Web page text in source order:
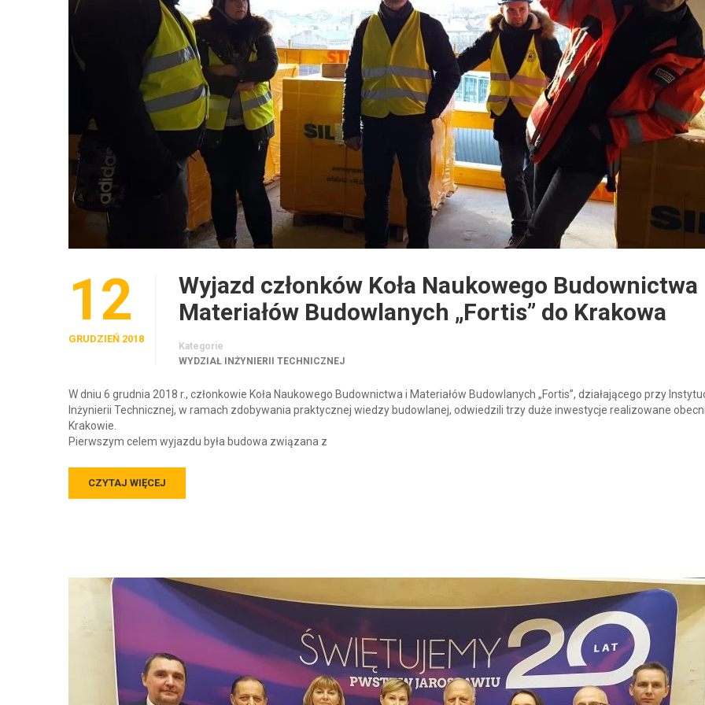
12
GRUDZIEŃ 2018
Wyjazd członków Koła Naukowego Budownictwa
Materiałów Budowlanych „Fortis” do Krakowa
Kategorie
WYDZIAŁ INŻYNIERII TECHNICZNEJ
W dniu 6 grudnia 2018 r., członkowie Koła Naukowego Budownictwa i Materiałów Budowlanych „Fortis”, działającego przy
Inżynierii Technicznej, w ramach zdobywania praktycznej wiedzy budowlanej, odwiedzili trzy duże inwestycje realizowane
Krakowie.
Pierwszym celem wyjazdu była budowa związana z
CZYTAJ WIĘCEJ